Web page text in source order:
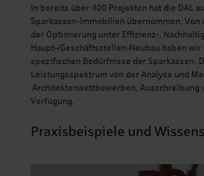
In bereits über 400 Projekten hat die DAL
Sparkassen-Immobilien übernommen.
der Optimierung unter Effizienz-,
Haupt-/Geschäftsstellen-Neubau haben
spezifischen Bedürfnisse der Sparkassen.
Leistungsspektrum von der Analyse und
Architektenwettbewerben, Ausschreibung
Verfügung.
Praxisbeispiele und